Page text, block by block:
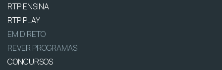
RTP ENSINA
RTP PLAY
EM DIRETO
REVER PROGRAMAS
CONCURSOS